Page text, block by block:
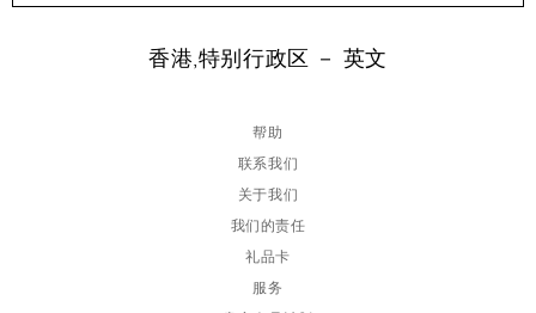
香港,特别行政区 － 英文
帮助
联系我们
关于我们
我们的责任
礼品卡
服务